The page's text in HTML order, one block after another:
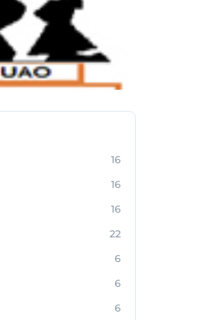
16
16
16
22
6
6
6